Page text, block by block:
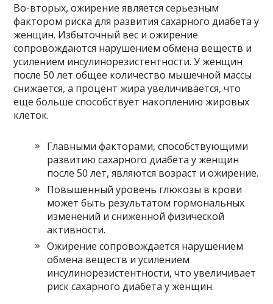
Во-вторых, ожирение является серьезным
фактором риска для развития сахарного диабета у
женщин. Избыточный вес и ожирение
сопровождаются нарушением обмена веществ и
усилением инсулинорезистентности. У женщин
после 50 лет общее количество мышечной массы
снижается, а процент жира увеличивается, что
еще больше способствует накоплению жировых
клеток.
Главными факторами, способствующими
развитию сахарного диабета у женщин
после 50 лет, являются возраст и ожирение.
Повышенный уровень глюкозы в крови
может быть результатом гормональных
изменений и сниженной физической
активности.
Ожирение сопровождается нарушением
обмена веществ и усилением
инсулинорезистентности, что увеличивает
риск сахарного диабета у женщин.